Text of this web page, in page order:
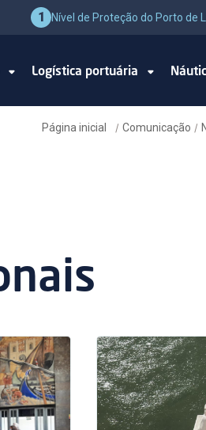
1 Nível de Proteção do Porto de
Logística portuária
Página inicial / Comunicação /